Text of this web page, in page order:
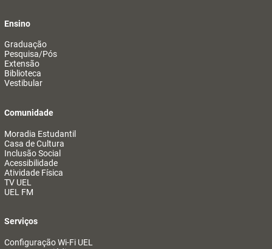
Ensino
Graduação
Pesquisa/Pós
Extensão
Biblioteca
Vestibular
Comunidade
Moradia Estudantil
Casa de Cultura
Inclusão Social
Acessibilidade
Atividade Física
TV UEL
UEL FM
Serviços
Configuração Wi-Fi UEL